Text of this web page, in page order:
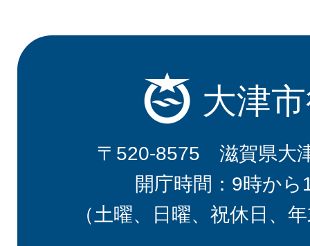
大津
〒520-8575 滋賀県大
開庁時間：9時から
（土曜、日曜、祝休日、